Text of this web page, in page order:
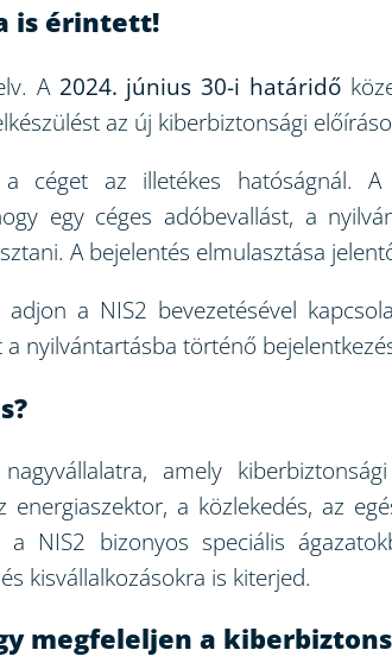
is érintett!
A 2024. június 30-i határidő
az új kiberbiztonsági
céget az illetékes hatóságnál.
egy céges adóbevallást, a
A bejelentés elmulasztása
a NIS2 bevezetésével
nyilvántartásba történő
amely
a közlekedés, az
NIS2 bizonyos speciális
kisvállalkozásokra is kiterjed.
megfeleljen a